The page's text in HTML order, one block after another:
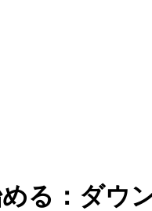
る：ダウ